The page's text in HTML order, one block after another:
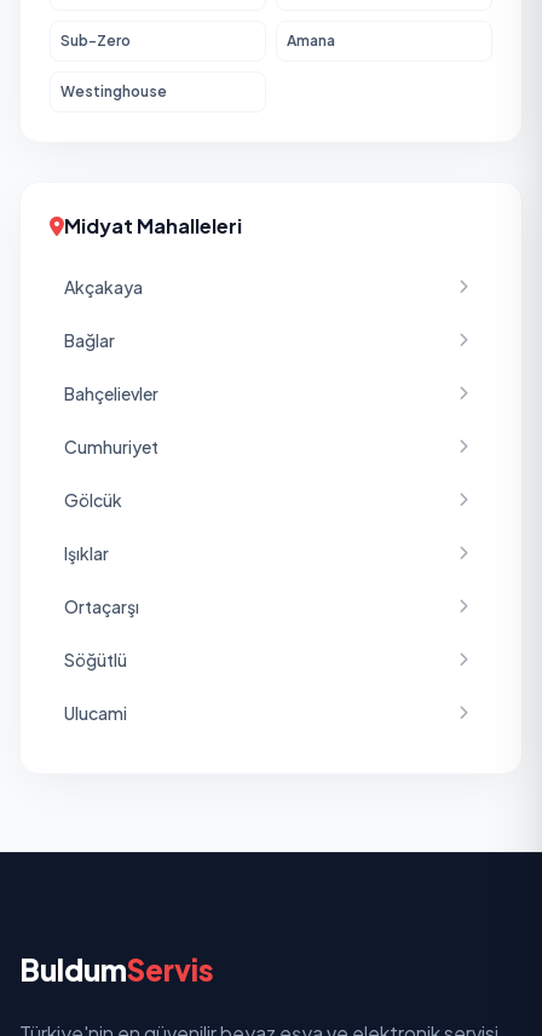
Sub-Zero Amana
Westinghouse
Midyat Mahalleleri
Akçakaya
Bağlar
Bahçelievler
Cumhuriyet
Gölcük
Işıklar
Ortaçarşı
Söğütlü
Ulucami
BuldumServis